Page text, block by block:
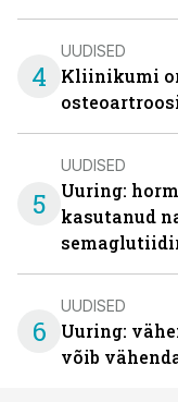
4
UUDISED
Kliinikumi
5
UUDISED
Uuring:
kasutanud
6
UUDISED
Uuring:
võib